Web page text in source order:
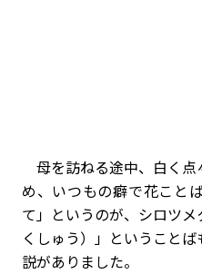
母を訪ねる途中、白く点
め、いつもの癖で花こと
て」というのが、シロツ
くしゅう）」ということ
説がありました。